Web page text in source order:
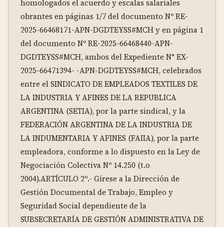
homologados el acuerdo y escalas salariales
obrantes en páginas 1/7 del documento Nº RE-
2025-66468171-APN-DGDTEYSS#MCH y en página 1
del documento Nº RE-2025-66468440-APN-
DGDTEYSS#MCH, ambos del Expediente N° EX-
2025-66471394- -APN-DGDTEYSS#MCH, celebrados
entre el SINDICATO DE EMPLEADOS TEXTILES DE
LA INDUSTRIA Y AFINES DE LA REPUBLICA
ARGENTINA (SETIA), por la parte sindical, y la
FEDERACIÓN ARGENTINA DE LA INDUSTRIA DE
LA INDUMENTARIA Y AFINES (FAIIA), por la parte
empleadora, conforme a lo dispuesto en la Ley de
Negociación Colectiva Nº 14.250 (t.o
2004).ARTÍCULO 2º.- Gírese a la Dirección de
Gestión Documental de Trabajo, Empleo y
Seguridad Social dependiente de la
SUBSECRETARÍA DE GESTIÓN ADMINISTRATIVA DE